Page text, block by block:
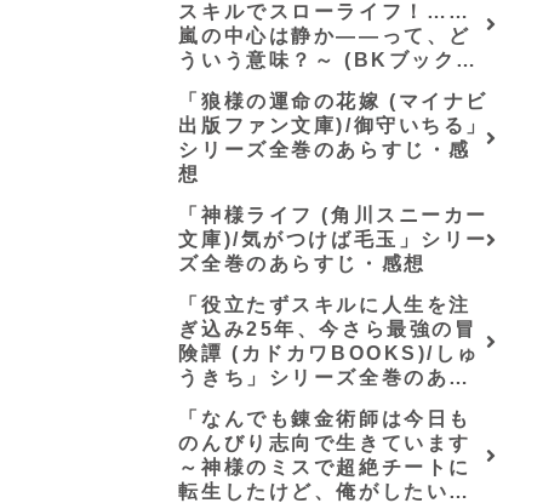
スキルでスローライフ！……
嵐の中心は静か――って、ど
ういう意味？～ (BKブック
らすじ・感想
「狼様の運命の花嫁 (マイナビ
出版ファン文庫)/御守いちる」
シリーズ全巻のあらすじ・感
想
「神様ライフ (角川スニーカー
文庫)/気がつけば毛玉」シリー
ズ全巻のあらすじ・感想
「役立たずスキルに人生を注
ぎ込み25年、今さら最強の冒
険譚 (カドカワBOOKS)/しゅ
うきち」シリーズ全巻のあら
「なんでも錬金術師は今日も
のんびり志向で生きています
～神様のミスで超絶チートに
転生したけど、俺がしたいの